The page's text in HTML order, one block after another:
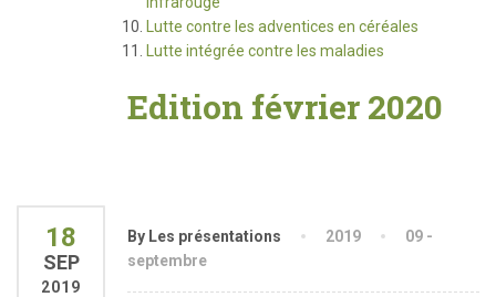
Lutte contre les adventices en céréales
Lutte intégrée contre les maladies
Edition février 2020
18
SEP
2019
By Les présentations 2019
09 -
septembre